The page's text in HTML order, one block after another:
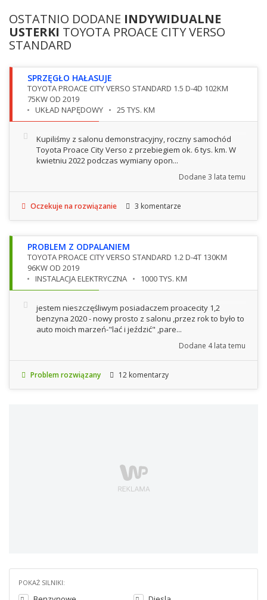
OSTATNIO DODANE INDYWIDUALNE
USTERKI TOYOTA PROACE CITY VERSO
STANDARD
SPRZĘGŁO HAŁASUJE
TOYOTA PROACE CITY VERSO STANDARD 1.5 D-4D 102KM
75KW OD 2019
UKŁAD NAPĘDOWY
25 TYS. KM
Kupiliśmy z salonu demonstracyjny, roczny samochód
Toyota Proace City Verso z przebiegiem ok. 6 tys. km. W
kwietniu 2022 podczas wymiany opon...
Dodane 3 lata temu
Oczekuje na rozwiązanie 3 komentarze
PROBLEM Z ODPALANIEM
TOYOTA PROACE CITY VERSO STANDARD 1.2 D-4T 130KM
96KW OD 2019
INSTALACJA ELEKTRYCZNA
1000 TYS. KM
jestem nieszczęśliwym posiadaczem proacecity 1,2
benzyna 2020 - nowy prosto z salonu ,przez rok to było to
auto moich marzeń-"lać i jeździć" ,pare...
Dodane 4 lata temu
Problem rozwiązany 12 komentarzy
POKAŻ SILNIKI: